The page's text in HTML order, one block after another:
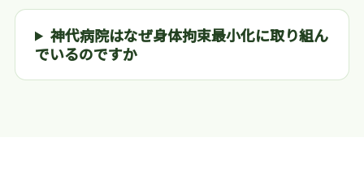
神代病院はなぜ身体拘束最小化に取り組ん
でいるのですか